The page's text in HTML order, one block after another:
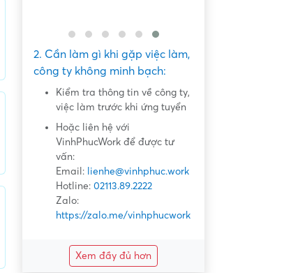
2. Cần làm gì khi gặp việc làm,
công ty không minh bạch:
Kiểm tra thông tin về công ty,
việc làm trước khi ứng tuyển
Hoặc liên hệ với
VinhPhucWork để được tư
vấn:
Email: lienhe@vinhphuc.work
Hotline: 02113.89.2222
Zalo:
https://zalo.me/vinhphucwork
Xem đầy đủ hơn